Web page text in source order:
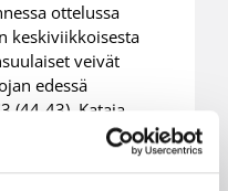
ottelussa
keskiviikkoisesta
veivät
edessä
(44-43). Kataja
Suomen mestaruus